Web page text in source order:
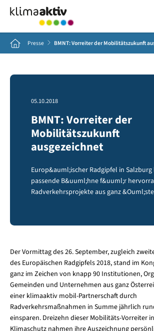
Home Presse BMNT: Vorreiter der Mobilitätszukunft
05.10.2018
BMNT: Vorreiter der
Mobilitätszukunft
ausgezeichnet
Europ&auml;ischer Radgipfel in
passende B&uuml;hne f&uuml;r
Radverkehrsprojekte aus ganz
Der Vormittag des 26. September, zugleich
des Europäischen Radgipfels 2018, stand im
ganz im Zeichen von knapp 90 Institutionen,
Gemeinden und Unternehmen aus ganz
einer klimaaktiv mobil-Partnerschaft durch
Radverkehrsmaßnahmen in Summe jährlich
einsparen. Dreizehn dieser Mobilitäts-Vorreiter